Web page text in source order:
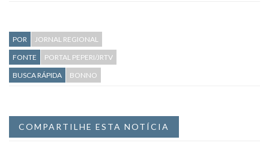
POR
JORNAL REGIONAL
FONTE
PORTAL PEPERI/JRTV
BUSCA RÁPIDA
BONNO
COMPARTILHE ESTA NOTÍCIA